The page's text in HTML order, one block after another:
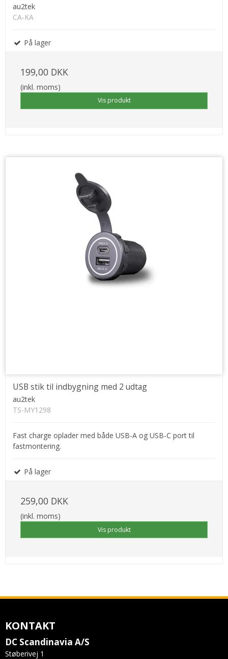
au2tek
CA-KA
På lager
199,00 DKK
(inkl. moms)
Vis produkt
USB stik til indbygning med 2 udtag
au2tek
TS-MY1298
Fast charge oplader med både USB-A og USB-C port til
fastmontering.
På lager
259,00 DKK
(inkl. moms)
Vis produkt
KONTAKT
DC Scandinavia A/S
Støberivej 1